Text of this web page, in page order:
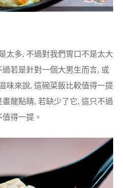
太多, 不過對我們胃口不是太大
若是針對一個大男生而言, 或
味來說, 這碗菜飯比較值得一提
畫龍點睛, 若缺少了它, 這只不過
得一提。